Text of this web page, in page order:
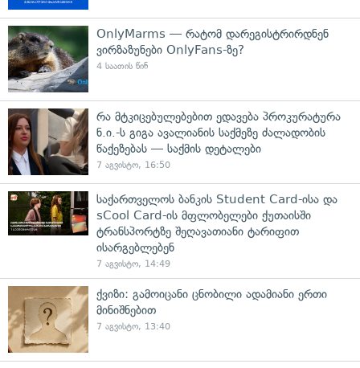
OnlyMarms — რატომ დარეგისტრირდნენ
ვირზაზუნები OnlyFans-ზე?
4 საათის წინ
რა მტკიცებულებებით ედავება პროკურატურა
ნ.ი.-ს გიგა ავალიანის საქმეზე ძალადობის
წაქეზებას — საქმის დეტალები
7 აგვისტო, 16:50
საქართველოს ბანკის Student Card-ისა და
sCool Card-ის მფლობელები ქუთაისში
ტრანსპორტზე შეღავათიანი ტარიფით
ისარგებლებენ
7 აგვისტო, 14:49
ქვიზი: გამოიცანი ცნობილი ადამიანი ერთი
მინიშნებით
7 აგვისტო, 13:40